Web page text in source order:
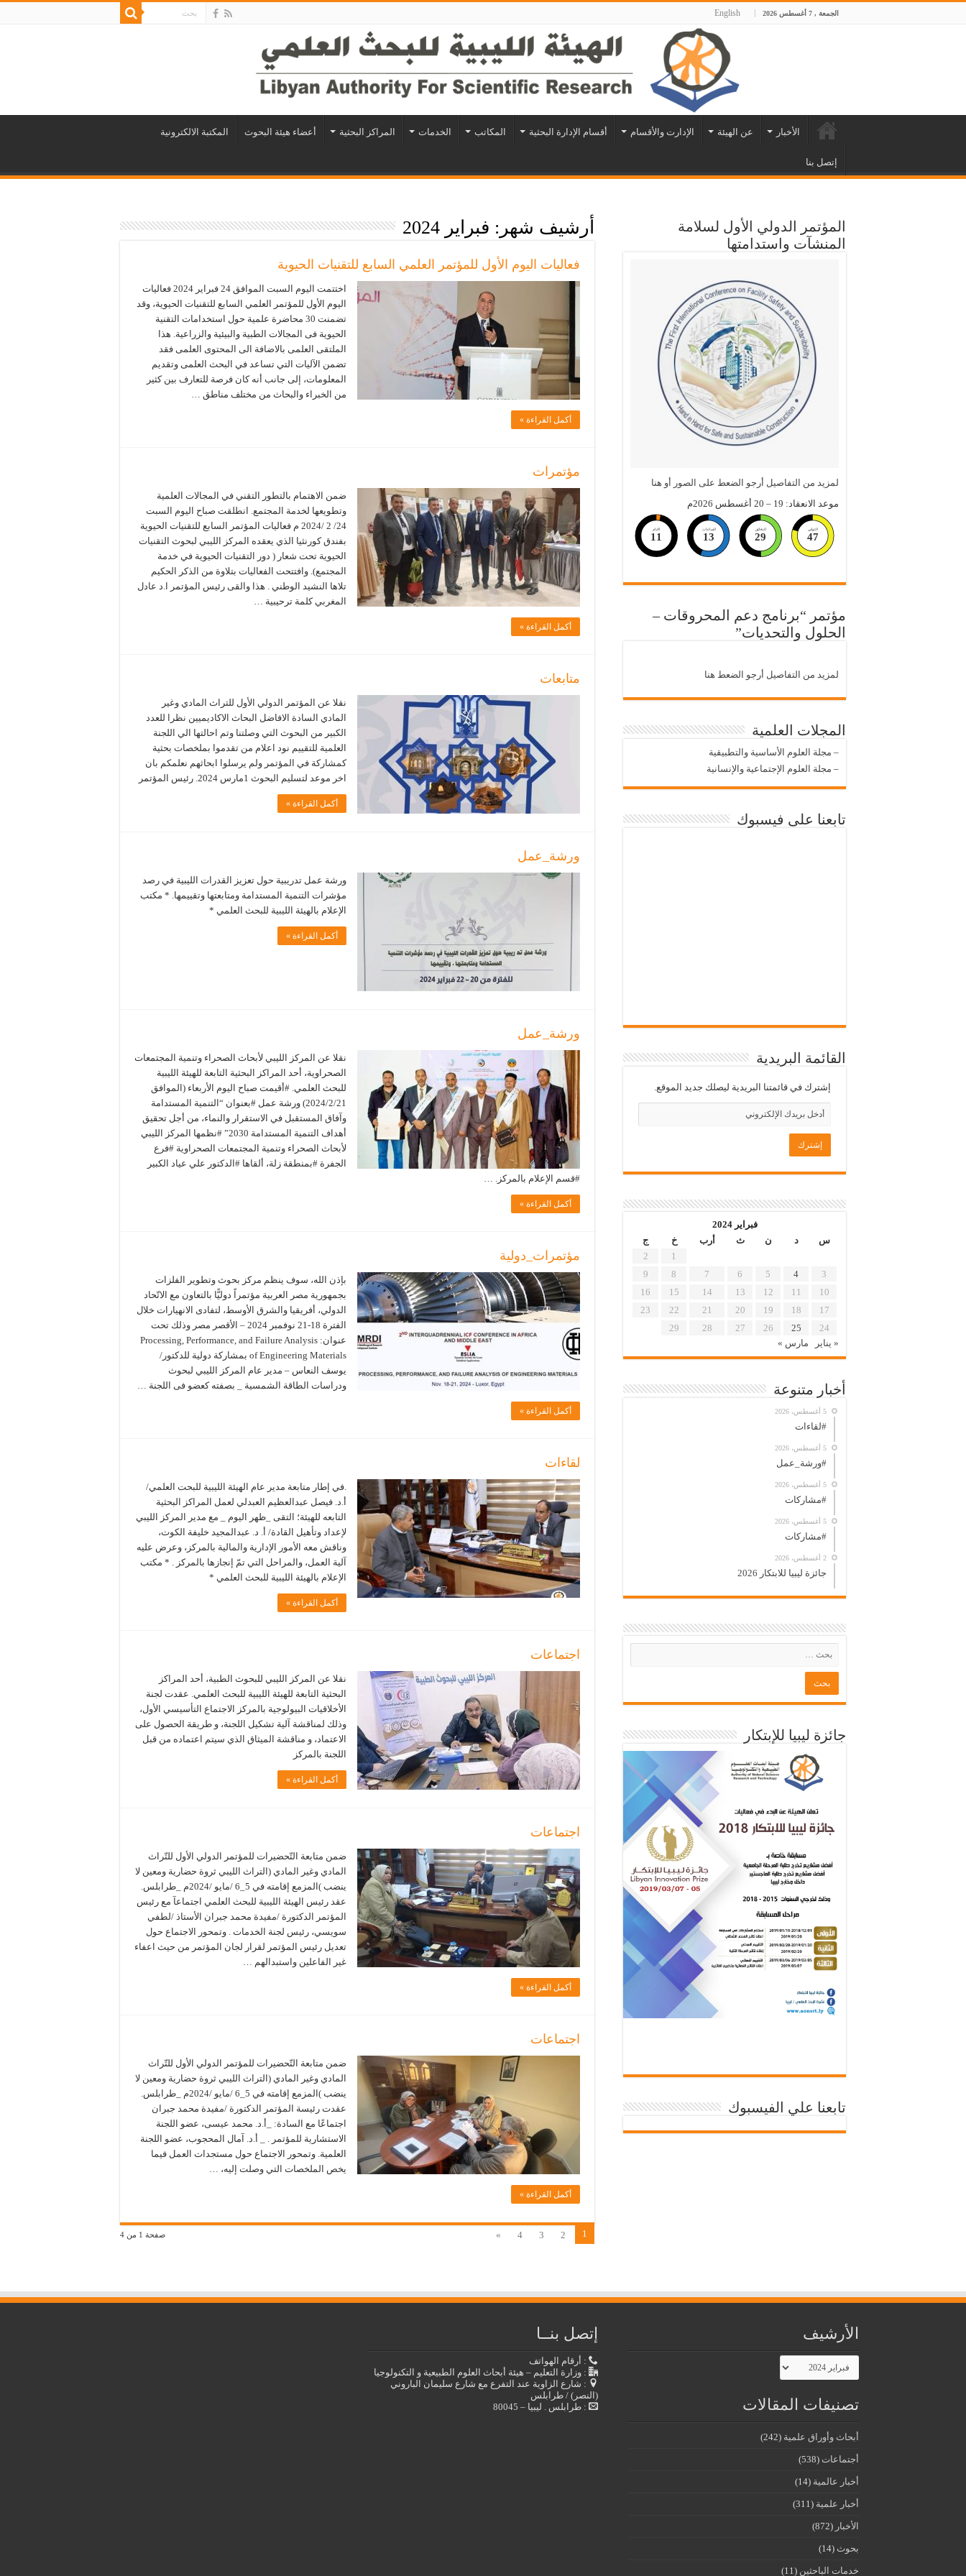
الجمعة , 7 أغسطس 2026 English
الأخبار عن الهيئة الإدارت والأقسام أقسام الإدارة البحثية المكاتب الخدمات المراكز البحثية أعضاء هيئة البحوث المكتبة الالكترونية
إتصل بنا
أرشيف شهر: فبراير 2024
فعاليات اليوم الأول للمؤتمر العلمي السابع للتقنيات الحيوية
اختتمت اليوم السبت الموافق 24 فبراير 2024 فعاليات
اليوم الأول للمؤتمر العلمي السابع للتقنيات الحيوية، وقد
تضمنت 30 محاضرة علمية حول استخدامات التقنية
الحيوية فى المجالات الطبية والبيئية والزراعية. هذا
الملتقى العلمى بالاضافة الى المحتوى العلمى فقد
تضمن الآليات التي تساعد في البحث العلمى وتقديم
المعلومات، إلى جانب أنه كان فرصة للتعارف بين كثير
من الخبراء والبحاث من مختلف مناطق …
أكمل القراءة »
مؤتمرات
ضمن الاهتمام بالتطور التقني في المجالات العلمية
وتطويعها لخدمة المجتمع. انطلقت صباح اليوم السبت
24/ 2 /2024 م فعاليات المؤتمر السابع للتقنيات الحيوية
بفندق كورنثيا الذي يعقده المركز الليبي لبحوث التقنيات
الحيوية تحت شعار ( دور التقنيات الحيوية في خدمة
المجتمع). وافتتحت الفعاليات بتلاوة من الذكر الحكيم
تلاها النشيد الوطني . هذا والقى رئيس المؤتمر ا.د عادل
المغربي كلمة ترحيبية …
أكمل القراءة »
متابعات
نقلا عن المؤتمر الدولي الأول للتراث المادي وغير
المادي السادة الافاضل البحاث الاكاديميين نظرا للعدد
الكبير من البحوث التي وصلتنا وتم احالتها الي اللجنة
العلمية للتقييم نود اعلام من تقدموا بملخصات بحثية
كمشاركة في المؤتمر ولم يرسلوا ابحاثهم نعلمكم بان
اخر موعد لتسليم البحوث 1مارس 2024. رئيس المؤتمر
أكمل القراءة »
ورشة_عمل
ورشة عمل تدريبية حول تعزيز القدرات الليبية في رصد
مؤشرات التنمية المستدامة ومتابعتها وتقييمها. * مكتب
الإعلام بالهيئة الليبية للبحث العلمي *
أكمل القراءة »
ورشة_عمل
نقلا عن المركز الليبي لأبحاث الصحراء وتنمية المجتمعات
الصحراوية، أحد المراكز البحثية التابعة للهيئة الليبية
للبحث العلمي. #أقيمت صباح اليوم الأربعاء (الموافق
2024/2/21) ورشة عمل #بعنوان “التنمية المستدامة
وآفاق المستقبل في الاستقرار والنماء، من أجل تحقيق
أهداف التنمية المستدامة 2030” #نظمها المركز الليبي
لأبحاث الصحراء وتنمية المجتمعات الصحراوية #فرع
الجفرة #بمنطقة زلة، ألقاها #الدكتور علي عياد الكبير
#قسم الإعلام بالمركز. …
أكمل القراءة »
مؤتمرات_دولية
بإذن الله، سوف ينظم مركز بحوث وتطوير الفلزات
بجمهورية مصر العربية مؤتمراً دوليًّا بالتعاون مع الاتّحاد
الدولي، أفريقيا والشرق الأوسط، لتفادى الانهيارات خلال
الفترة 18-21 نوفمبر 2024 – الأقصر مصر وذلك تحت
عنوان: Processing, Performance, and Failure Analysis
of Engineering Materials بمشاركة دولية للدكتور/
يوسف النعاس – مدير عام المركز الليبي لبحوث
ودراسات الطاقة الشمسية _ بصفته كعضو فى اللجنة …
أكمل القراءة »
لقاءات
.في إطار متابعة مدير عام الهيئة الليبية للبحت العلمي/
أ.د. فيصل عبدالعظيم العبدلي لعمل المراكز البحثية
التابعه للهيئة؛ التقى _ظهر اليوم _ مع مدير المركز الليبي
لإعداد وتأهيل القادة/ أ. د. عبدالمجيد خليفة الكوت،
وناقش معه الأمور الإدارية والمالية بالمركز، وعرض عليه
آلية العمل، والمراحل التي تمّ إنجازها بالمركز . * مكتب
الإعلام بالهيئة الليبية للبحث العلمي *
أكمل القراءة »
اجتماعات
نقلا عن المركز الليبي للبحوث الطبية، أحد المراكز
البحثية التابعة للهيئة الليبية للبحث العلمي. عقدت لجنة
الأخلاقيات البيولوجية بالمركز الاجتماع التأسيسي الأول،
وذلك لمناقشة آلية تشكيل اللجنة، و طريقة الحصول على
الاعتماد، و مناقشة الميثاق الذي سيتم اعتماده من قبل
اللجنة بالمركز
أكمل القراءة »
اجتماعات
ضمن متابعة التّحضيرات للمؤتمر الدولي الأول للتّراث
المادي وغير المادي (التراث الليبي ثروة حضارية ومعين لا
ينضب )المزمع إقامته في 5_6 /مايو /2024م _طرابلس.
عقد رئيس الهيئة الليبية للبحث العلمي اجتماعآ مع رئيس
المؤتمر الدكتورة /مفيدة محمد جبران الأستاذ /لطفي
سويسي، رئيس لجنة الخدمات . وتمحور الاجتماع حول
تعديل رئيس المؤتمر لقرار لجان المؤتمر من حيث اعفاء
غير الفاعلين واستبدالهم …
أكمل القراءة »
اجتماعات
ضمن متابعة التّحضيرات للمؤتمر الدولي الأول للتّراث
المادي وغير المادي (التراث الليبي ثروة حضارية ومعين لا
ينضب )المزمع إقامته في 5_6 /مايو /2024م _طرابلس.
عقدت رئيسة المؤتمر الدكتورة /مفيدة محمد جبران
اجتماعًا مع السادة: _أ.د. محمد عيسى، عضو اللجنة
الاستشارية للمؤتمر . _ أ.د. آمال المحجوب، عضو اللجنة
العلمية. وتمحور الاجتماع حول مستجدات العمل فيما
يخص الملخصات التي وصلت إليه، …
أكمل القراءة »
صفحة 1 من 4 1
2
3
4
»
المؤتمر الدولي الأول لسلامة
المنشآت واستدامتها
لمزيد من التفاصيل أرجو الضعط على الصور أو هنا
موعد الانعقاد: 19 – 20 أغسطس 2026م
الايام
11
الساعات
13
الدقائق
29
الثواني
46
مؤتمر “برنامج دعم المحروقات –
الحلول والتحديات”
لمزيد من التفاصيل أرجو الضعط هنا
المجلات العلمية
– مجلة العلوم الأساسية والتطبيقية
– مجلة العلوم الإجتماعية والإنسانية
تابعنا على فيسبوك
القائمة البريدية
إشترك في قائمتنا البريدية ليصلك جديد الموقع.
فبراير 2024
س
د ن ث أرب خ
ج
1
2
3
4
5
6
7
8
9
10
11
12
13
14
15
16
17
18
19
20
21
22
23
24
25
26
27
28
29
« يناير
مارس »
أخبار متنوعة
5 أغسطس، 2026
#لقاءات
5 أغسطس، 2026
#ورشة_عمل
5 أغسطس، 2026
#مشاركات
5 أغسطس، 2026
#مشاركات
2 أغسطس، 2026
جائزة ليبيا للابتكار 2026
جائزة ليبيا للإبتكار
تابعنا علي الفيسبوك
الأرشيف
الأرشيف
تصنيفات المقالات
أبحاث وأوراق علمية (242)
أجتماعات (538)
أخبار عالمية (14)
أخبار علمية (311)
الأخبار (872)
بحوث (14)
خدمات الباحثين (11)
إتصل بنــا
: أرقام الهواتف
: وزارة التعليم – هيئة أبحاث العلوم الطبيعية و التكنولوجيا
: شارع الزاوية عند التفرع مع شارع سليمان الباروني
(النصر) / طرابلس
: طرابلس . ليبيا – 80045